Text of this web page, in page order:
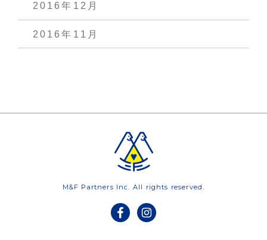
2016年12月
2016年11月
M&F Partners Inc. All rights reserved.